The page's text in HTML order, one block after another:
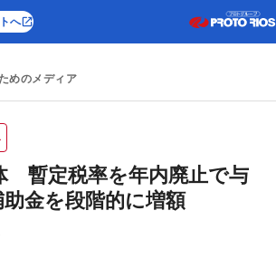
へ
めのメディア
暫定税率を年内廃止で与
金を段階的に増額